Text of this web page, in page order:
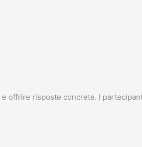
e offrire risposte concrete. I